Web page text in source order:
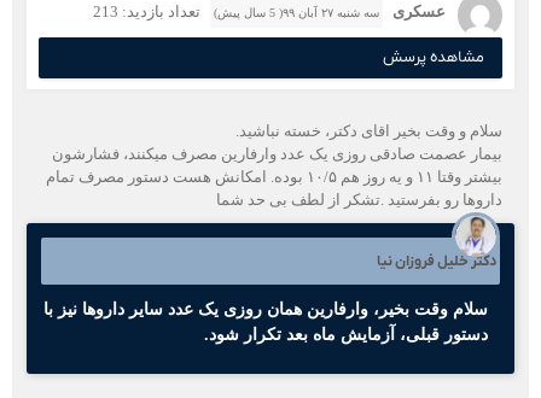
عسکری سه شنبه ۲۷ آبان ۹۹( 5 سال پیش) تعداد بازدید: 213
مشاهده پرسش
سلام و‌ وقت بخیر اقای دکتر، خسته نباشید.
بیمار عصمت صادقی روزی یک عدد وارفارین مصرف میکنند، فشارشون
بیشتر وقتا ۱۱ و یه روز هم ۱۰/۵ بوده. امکانش هست دستور مصرف تمام
داروها رو بفرستید .تشکر از لطف بی حد شما
دکتر خلیل فروزان نیا
سلام وقت بخیر، وارفارین همان روزی یک عدد سایر داروها نیز با
دستور قبلی، آزمایش ماه بعد تکرار شود.